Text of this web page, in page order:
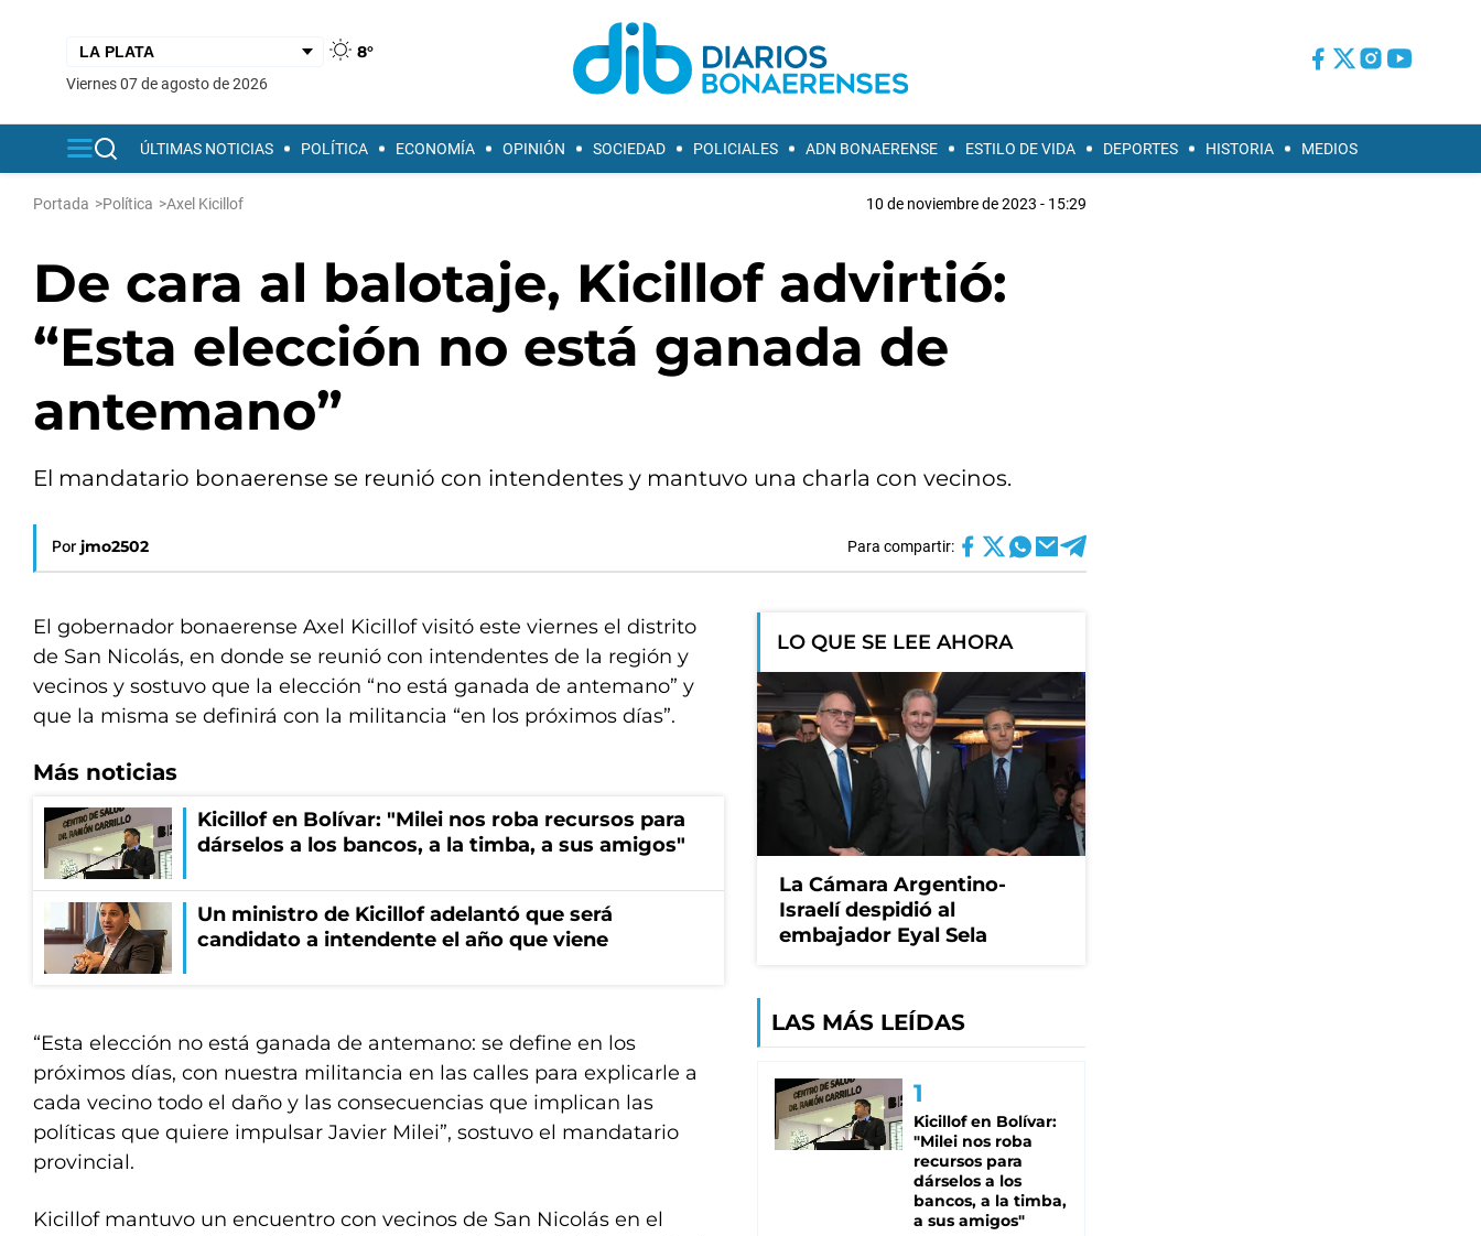
8°
viernes 07 de agosto de 2026
ÚLTIMAS NOTICIAS POLÍTICA ECONOMÍA OPINIÓN SOCIEDAD POLICIALES ADN BONAERENSE ESTILO DE VIDA DEPORTES HISTORIA MEDIOS
Portada >Política >Axel Kicillof 10 de noviembre de 2023 - 15:29
De cara al balotaje, Kicillof advirtió:
“Esta elección no está ganada de
antemano”
El mandatario bonaerense se reunió con intendentes y mantuvo una charla con vecinos.
Por jmo2502 Para compartir:
El gobernador bonaerense Axel Kicillof visitó este viernes el distrito
de San Nicolás, en donde se reunió con intendentes de la región y
vecinos y sostuvo que la elección “no está ganada de antemano” y
que la misma se definirá con la militancia “en los próximos días”.
Más noticias
Kicillof en Bolívar: "Milei nos roba recursos para
dárselos a los bancos, a la timba, a sus amigos"
Un ministro de Kicillof adelantó que será
candidato a intendente el año que viene
“Esta elección no está ganada de antemano: se define en los
próximos días, con nuestra militancia en las calles para explicarle a
cada vecino todo el daño y las consecuencias que implican las
políticas que quiere impulsar Javier Milei”, sostuvo el mandatario
provincial.
Kicillof mantuvo un encuentro con vecinos de San Nicolás en el
LO QUE SE LEE AHORA
La Cámara Argentino-
Israelí despidió al
embajador Eyal Sela
LAS MÁS LEÍDAS
Kicillof en Bolívar:
"Milei nos roba
recursos para
dárselos a los
bancos, a la timba,
a sus amigos"